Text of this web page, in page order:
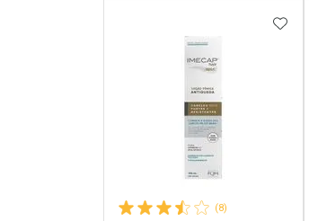
(8)